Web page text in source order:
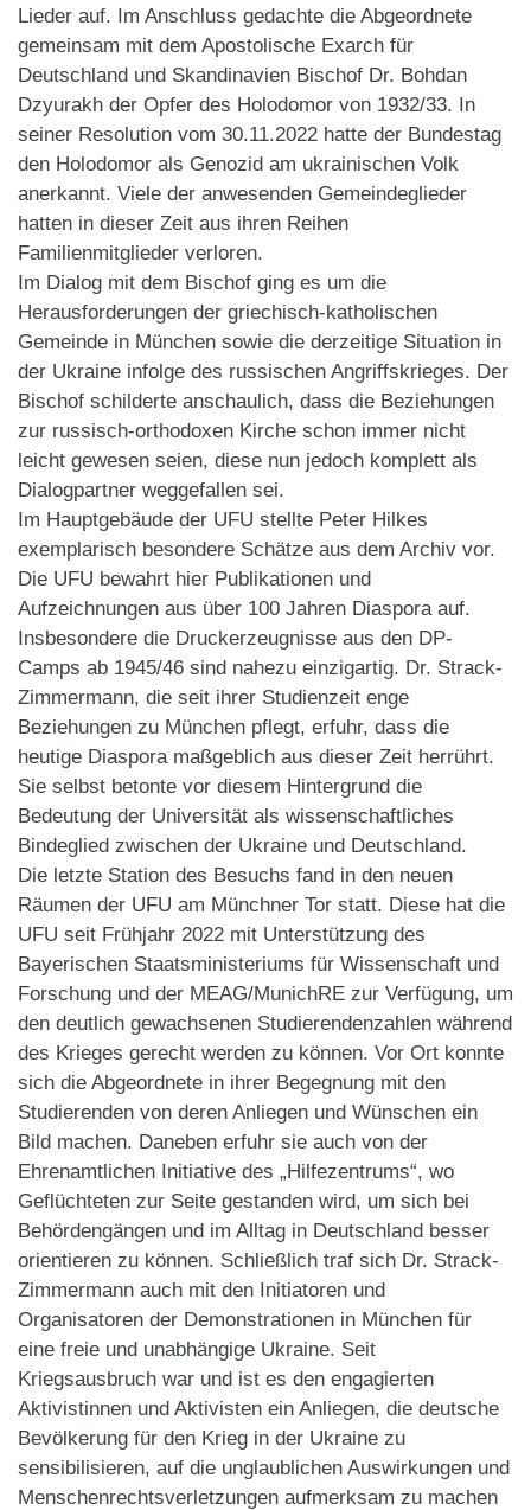
Lieder auf. Im Anschluss gedachte die Abgeordnete
gemeinsam mit dem Apostolische Exarch für
Deutschland und Skandinavien Bischof Dr. Bohdan
Dzyurakh der Opfer des Holodomor von 1932/33. In
seiner Resolution vom 30.11.2022 hatte der Bundestag
den Holodomor als Genozid am ukrainischen Volk
anerkannt. Viele der anwesenden Gemeindeglieder
hatten in dieser Zeit aus ihren Reihen
Familienmitglieder verloren.
Im Dialog mit dem Bischof ging es um die
Herausforderungen der griechisch-katholischen
Gemeinde in München sowie die derzeitige Situation in
der Ukraine infolge des russischen Angriffskrieges. Der
Bischof schilderte anschaulich, dass die Beziehungen
zur russisch-orthodoxen Kirche schon immer nicht
leicht gewesen seien, diese nun jedoch komplett als
Dialogpartner weggefallen sei.
Im Hauptgebäude der UFU stellte Peter Hilkes
exemplarisch besondere Schätze aus dem Archiv vor.
Die UFU bewahrt hier Publikationen und
Aufzeichnungen aus über 100 Jahren Diaspora auf.
Insbesondere die Druckerzeugnisse aus den DP-
Camps ab 1945/46 sind nahezu einzigartig. Dr. Strack-
Zimmermann, die seit ihrer Studienzeit enge
Beziehungen zu München pflegt, erfuhr, dass die
heutige Diaspora maßgeblich aus dieser Zeit herrührt.
Sie selbst betonte vor diesem Hintergrund die
Bedeutung der Universität als wissenschaftliches
Bindeglied zwischen der Ukraine und Deutschland.
Die letzte Station des Besuchs fand in den neuen
Räumen der UFU am Münchner Tor statt. Diese hat die
UFU seit Frühjahr 2022 mit Unterstützung des
Bayerischen Staatsministeriums für Wissenschaft und
Forschung und der MEAG/MunichRE zur Verfügung, um
den deutlich gewachsenen Studierendenzahlen während
des Krieges gerecht werden zu können. Vor Ort konnte
sich die Abgeordnete in ihrer Begegnung mit den
Studierenden von deren Anliegen und Wünschen ein
Bild machen. Daneben erfuhr sie auch von der
Ehrenamtlichen Initiative des „Hilfezentrums“, wo
Geflüchteten zur Seite gestanden wird, um sich bei
Behördengängen und im Alltag in Deutschland besser
orientieren zu können. Schließlich traf sich Dr. Strack-
Zimmermann auch mit den Initiatoren und
Organisatoren der Demonstrationen in München für
eine freie und unabhängige Ukraine. Seit
Kriegsausbruch war und ist es den engagierten
Aktivistinnen und Aktivisten ein Anliegen, die deutsche
Bevölkerung für den Krieg in der Ukraine zu
sensibilisieren, auf die unglaublichen Auswirkungen und
Menschenrechtsverletzungen aufmerksam zu machen